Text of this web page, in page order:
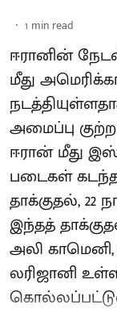
1 min read
ஈரானின்
மீது
அமைப்பு
ஈரான் மீது
படைகள்
தாக்குதல், 22
இந்தத்
அலி
லரிஜானி